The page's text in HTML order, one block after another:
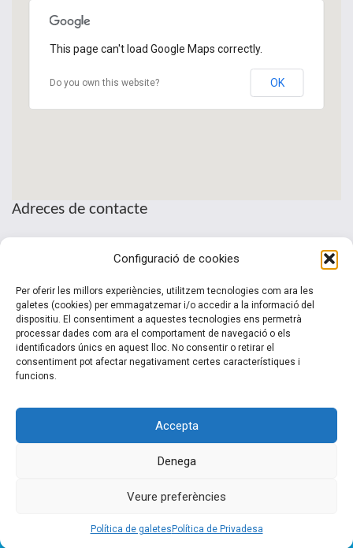
Configuració de cookies
Per oferir les millors experiències, utilitzem tecnologies com ara les
galetes (cookies) per emmagatzemar i/o accedir a la informació del
dispositiu. El consentiment a aquestes tecnologies ens permetrà
processar dades com ara el comportament de navegació o els
identificadors únics en aquest lloc. No consentir o retirar el
consentiment pot afectar negativament certes característiques i
funcions.
Accepta
Denega
Veure preferències
Política de galetes Política de Privadesa
This page can't load Google Maps correctly.
Do you own this website? OK
Adreces de contacte
Telèfon: (+34) 937 361 100
clubinternacionalitzacio@cecot.org.
© 2015-2022 Club Cecot Internacionalització. Un desarrollo de
El Club|Serveis|Activitats|Noticies|Contacte